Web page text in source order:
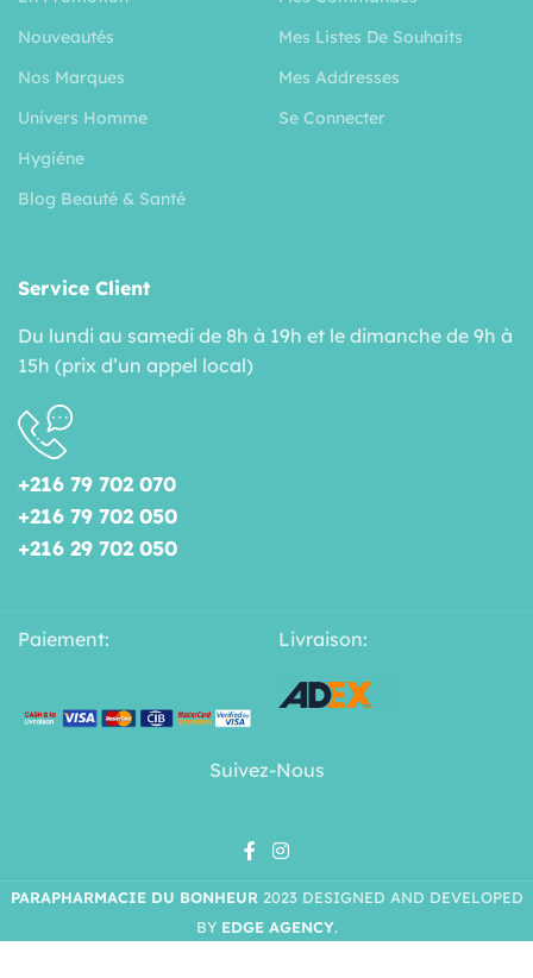
Nouveautés
Nos Marques
Univers Homme
Hygiéne
Blog Beauté & Santé
Mes Listes De Souhaits
Mes Addresses
Se Connecter
Service Client
Du lundi au samedi de 8h à 19h et le dimanche de 9h à
15h (prix d’un appel local)
+216 79 702 070
+216 79 702 050
+216 29 702 050
Paiement: Livraison:
Suivez-Nous
PARAPHARMACIE DU BONHEUR 2023 DESIGNED AND DEVELOPED
BY EDGE AGENCY.